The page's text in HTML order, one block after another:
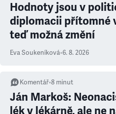
Hodnoty jsou v
diplomacii přítomné
teď možná změní
Eva Soukeníková•6. 8. 2026
Komentář•8 minut
Ján Markoš:
lék v lékárně, ale ne